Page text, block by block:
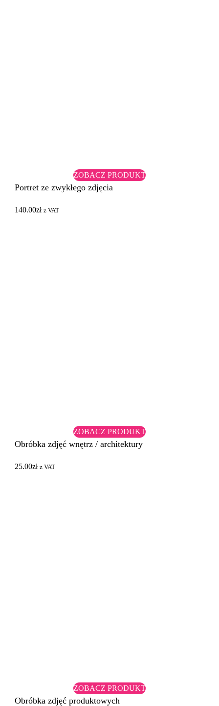
ZOBACZ PRODUKT
Portret ze zwykłego zdjęcia
140.00zł z VAT
ZOBACZ PRODUKT
Obróbka zdjęć wnętrz / architektury
25.00zł z VAT
ZOBACZ PRODUKT
Obróbka zdjęć produktowych